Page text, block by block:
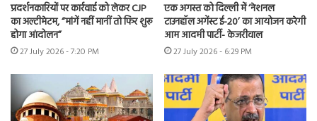
प्रदर्शनकारियों पर कार्रवाई को लेकर CJP
का अल्टीमेटम, “मांगें नहीं मानीं तो फिर शुरू
होगा आंदोलन”
27 July 2026 - 7:20 PM
एक अगस्त को दिल्ली में ‘नेशनल
टाउनहॉल अगेंस्ट ई-20’ का आयोजन करेगी
आम आदमी पार्टी- केजरीवाल
27 July 2026 - 6:29 PM